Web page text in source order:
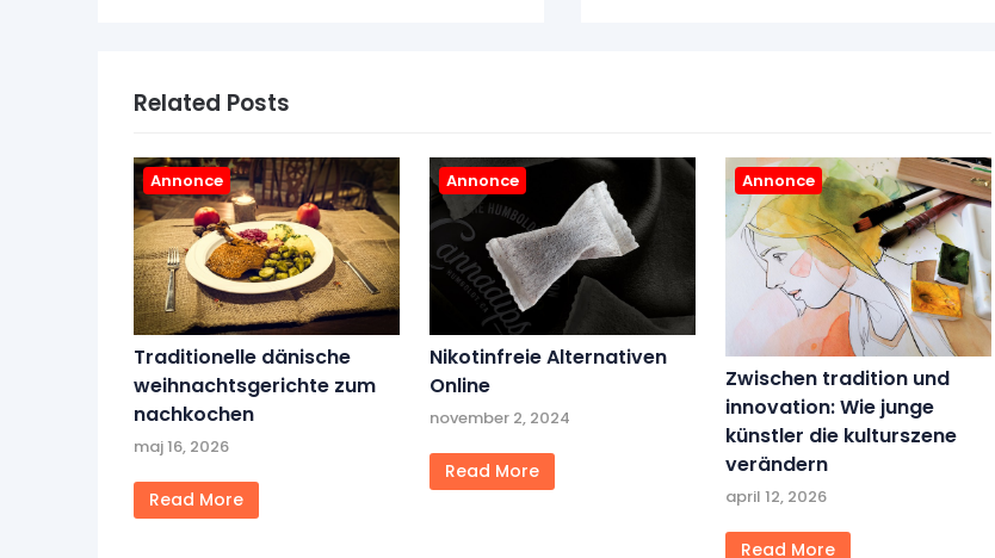
Related Posts
Annonce
Traditionelle dänische
weihnachtsgerichte zum
nachkochen
maj 16, 2026
Read More
Annonce
Nikotinfreie Alternativen
Online
november 2, 2024
Read More
Annonce
Zwischen tradition und
innovation: Wie junge
künstler die kulturszene
verändern
april 12, 2026
Read More